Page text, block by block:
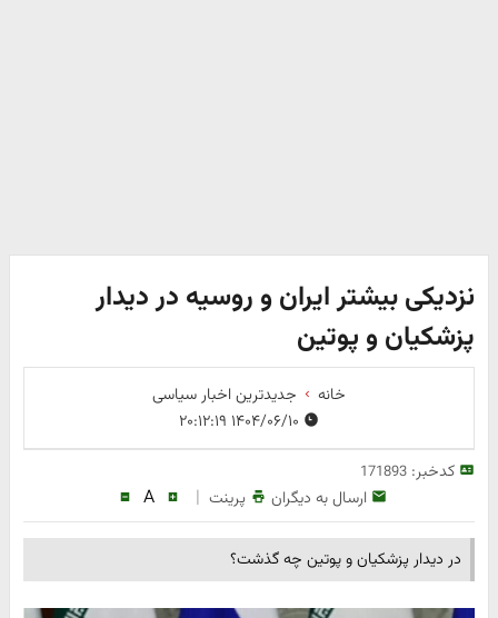
نزدیکی بیشتر ایران و روسیه در دیدار
پزشکیان و پوتین
خانه
جدیدترین اخبار سیاسی
کدخبر:171893
ارسال به دیگران پرینت |
A
در دیدار پزشکیان و پوتین چه گذشت؟